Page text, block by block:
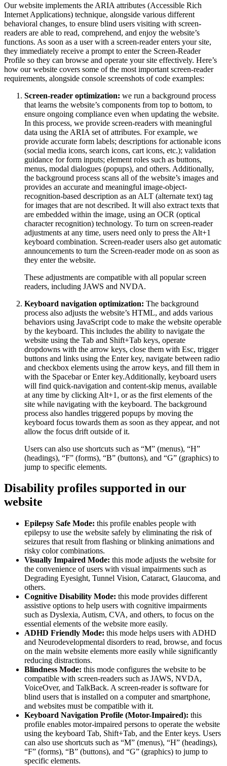
Our website implements the ARIA attributes (Accessible Rich
Internet Applications) technique, alongside various different
behavioral changes, to ensure blind users visiting with screen-
readers are able to read, comprehend, and enjoy the website’s
functions. As soon as a user with a screen-reader enters your site,
they immediately receive a prompt to enter the Screen-Reader
Profile so they can browse and operate your site effectively. Here’s
how our website covers some of the most important screen-reader
requirements, alongside console screenshots of code examples:
Screen-reader optimization: we run a background process
that learns the website’s components from top to bottom, to
ensure ongoing compliance even when updating the website.
In this process, we provide screen-readers with meaningful
data using the ARIA set of attributes. For example, we
provide accurate form labels; descriptions for actionable icons
(social media icons, search icons, cart icons, etc.); validation
guidance for form inputs; element roles such as buttons,
menus, modal dialogues (popups), and others. Additionally,
the background process scans all of the website’s images and
provides an accurate and meaningful image-object-
recognition-based description as an ALT (alternate text) tag
for images that are not described. It will also extract texts that
are embedded within the image, using an OCR (optical
character recognition) technology. To turn on screen-reader
adjustments at any time, users need only to press the Alt+1
keyboard combination. Screen-reader users also get automatic
announcements to turn the Screen-reader mode on as soon as
they enter the website.
These adjustments are compatible with all popular screen
readers, including JAWS and NVDA.
Keyboard navigation optimization: The background
process also adjusts the website’s HTML, and adds various
behaviors using JavaScript code to make the website operable
by the keyboard. This includes the ability to navigate the
website using the Tab and Shift+Tab keys, operate
dropdowns with the arrow keys, close them with Esc, trigger
buttons and links using the Enter key, navigate between radio
and checkbox elements using the arrow keys, and fill them in
with the Spacebar or Enter key.Additionally, keyboard users
will find quick-navigation and content-skip menus, available
at any time by clicking Alt+1, or as the first elements of the
site while navigating with the keyboard. The background
process also handles triggered popups by moving the
keyboard focus towards them as soon as they appear, and not
allow the focus drift outside of it.
Users can also use shortcuts such as “M” (menus), “H”
(headings), “F” (forms), “B” (buttons), and “G” (graphics) to
jump to specific elements.
Disability profiles supported in our
website
Epilepsy Safe Mode: this profile enables people with
epilepsy to use the website safely by eliminating the risk of
seizures that result from flashing or blinking animations and
risky color combinations.
Visually Impaired Mode: this mode adjusts the website for
the convenience of users with visual impairments such as
Degrading Eyesight, Tunnel Vision, Cataract, Glaucoma, and
others.
Cognitive Disability Mode: this mode provides different
assistive options to help users with cognitive impairments
such as Dyslexia, Autism, CVA, and others, to focus on the
essential elements of the website more easily.
ADHD Friendly Mode: this mode helps users with ADHD
and Neurodevelopmental disorders to read, browse, and focus
on the main website elements more easily while significantly
reducing distractions.
Blindness Mode: this mode configures the website to be
compatible with screen-readers such as JAWS, NVDA,
VoiceOver, and TalkBack. A screen-reader is software for
blind users that is installed on a computer and smartphone,
and websites must be compatible with it.
Keyboard Navigation Profile (Motor-Impaired): this
profile enables motor-impaired persons to operate the website
using the keyboard Tab, Shift+Tab, and the Enter keys. Users
can also use shortcuts such as “M” (menus), “H” (headings),
“F” (forms), “B” (buttons), and “G” (graphics) to jump to
specific elements.